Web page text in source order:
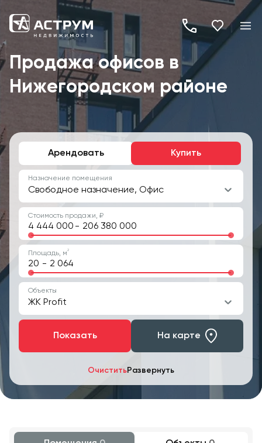
+7
(495)
260-
19-
Продажа офисов в
Нижегородском районе
Арендовать Купить
ОчиститьРазвернуть
Назначение помещения
Свободное назначение, Офис
Стоимость продажи, ₽
-
Площадь, м2
-
Объекты
ЖК Profit
Показать На карте